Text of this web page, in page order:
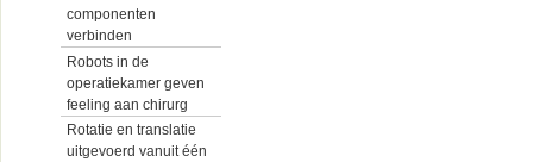
componenten
verbinden
Robots in de
operatiekamer geven
feeling aan chirurg
Rotatie en translatie
uitgevoerd vanuit één